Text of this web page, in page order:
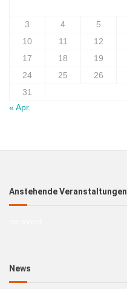
3
4 5
10
11 12
17
18 19
24
25 26
31
« Apr.
Anstehende Veranstaltungen
News